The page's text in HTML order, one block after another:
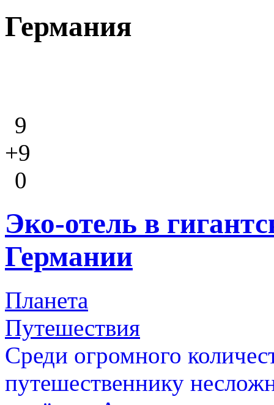
Германия
9
+9
0
Эко-отель в
Германии
Планета
Путешествия
Среди огромного
путешественнику